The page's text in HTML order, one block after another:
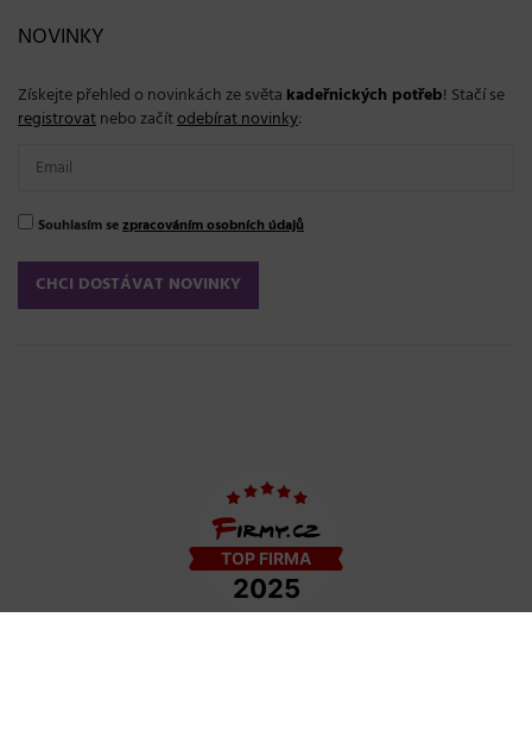
NOVINKY
Získejte přehled o novinkách ze světa kadeřnických potřeb! Stačí se
registrovatnebo začítodebírat novinky:
Souhlasím sezpracováním osobních údajů